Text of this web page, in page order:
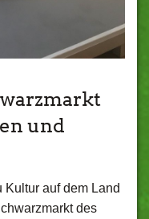
und
Kultur auf dem Land
des